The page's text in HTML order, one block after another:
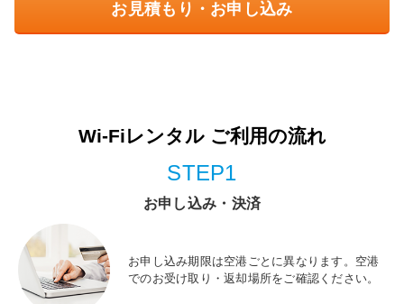
お見積もり・お申し込み
Wi-Fiレンタル ご利用の流れ
STEP1
お申し込み・決済
お申し込み期限は空港ごとに異なります。空港
でのお受け取り・返却場所をご確認ください。